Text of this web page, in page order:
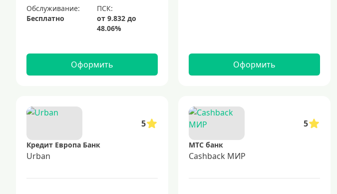
Обслуживание:
Бесплатно
Оформить Оформить
5
Кредит Европа Банк
Urban
5
МТС банк
Cashback МИР